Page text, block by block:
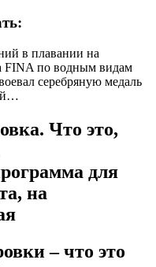
в плавании на
FINA по водным видам
серебряную медаль
Что это,
для
на
– что это